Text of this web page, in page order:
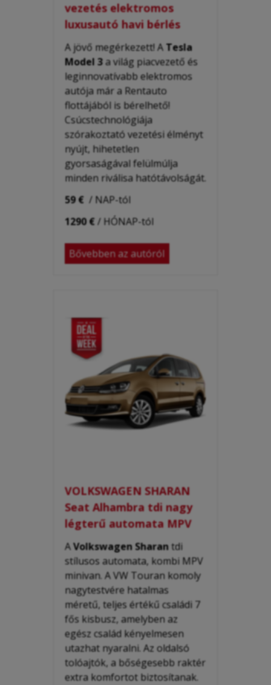
vezetés elektromos
luxusautó havi bérlés
A jövő megérkezett! ATesla
Model 3a világ piacvezető és
leginnovatívabb elektromos
autója már a Rentauto
flottájából is bérelhető!
Csúcstechnológiája
szórakoztató vezetési élményt
nyújt, hihetetlen
gyorsaságával felülmúlja
minden riválisa hatótávolságát.
59 € / NAP-tól
1290 €/ HÓNAP-tól
Bővebben az autóról
VOLKSWAGEN SHARAN
Seat Alhambra tdi nagy
légterű automata MPV
AVolkswagen Sharantdi
stílusos automata, kombi MPV
minivan. A VW Touran komoly
nagytestvére hatalmas
méretű, teljes értékű családi 7
fős kisbusz, amelyben az
egész család kényelmesen
utazhat nyaralni. Az oldalsó
tolóajtók, a bőségesebb raktér
extra komfortot biztosítanak.